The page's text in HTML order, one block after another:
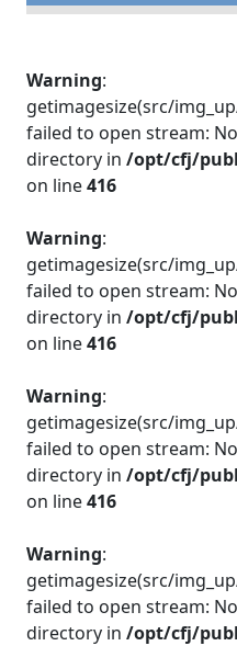
Warning:
getimagesize(src/
failed to open stream:
directory in /opt/cfj/
on line416
Warning:
getimagesize(src/
failed to open stream:
directory in /opt/cfj/
on line416
Warning:
getimagesize(src/
failed to open stream:
directory in /opt/cfj/
on line416
Warning:
getimagesize(src/
failed to open stream:
directory in /opt/cfj/